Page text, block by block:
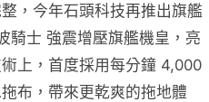
，今年石頭科技再推出旗艦
騎士 強震增壓旗艦機皇，亮
上，首度採用每分鐘 4,000
布，帶來更乾爽的拖地體